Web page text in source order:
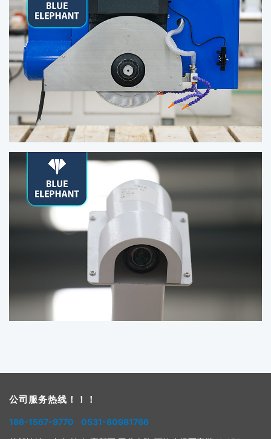
公司服务热线！！！
186-1567-9770 0531-80981766